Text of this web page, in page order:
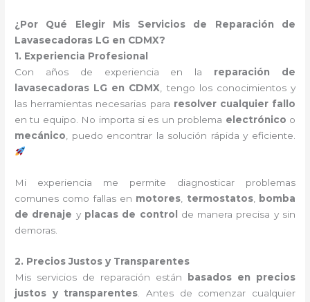
¿Por Qué Elegir Mis Servicios de Reparación de
Lavasecadoras LG en CDMX?
1. Experiencia Profesional
Con años de experiencia en la reparación de
lavasecadoras LG en CDMX , tengo los conocimientos y
las herramientas necesarias para resolver cualquier fallo
en tu equipo. No importa si es un problema electrónico o
mecánico , puedo encontrar la solución rápida y eficiente.
Mi experiencia me permite diagnosticar problemas
comunes como fallas en motores termostatos,
bomba
de drenaje y placas de control
de manera precisa y sin
demoras.
2. Precios Justos y Transparentes
Mis servicios de reparación están
basados en precios
justos y transparentes . Antes de comenzar cualquier